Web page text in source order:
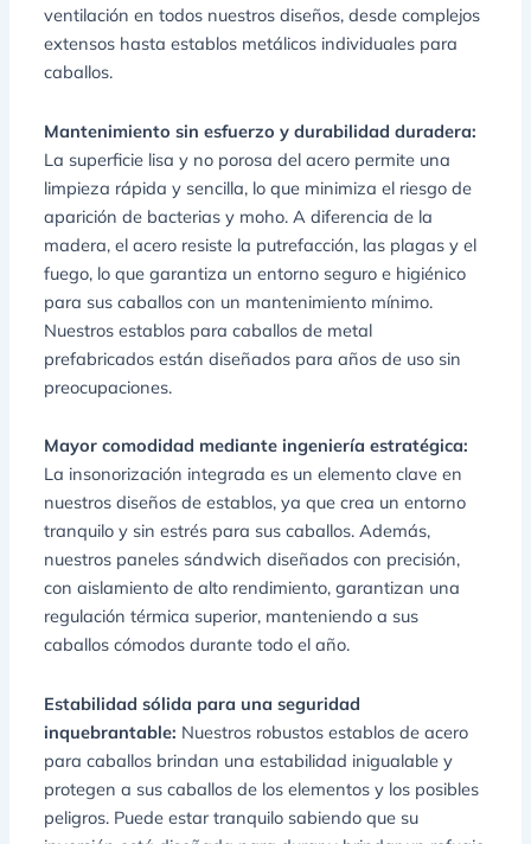
ventilación en todos nuestros diseños, desde complejos
extensos hasta establos metálicos individuales para
caballos.
Mantenimiento sin esfuerzo y durabilidad duradera:
La superficie lisa y no porosa del acero permite una
limpieza rápida y sencilla, lo que minimiza el riesgo de
aparición de bacterias y moho. A diferencia de la
madera, el acero resiste la putrefacción, las plagas y el
fuego, lo que garantiza un entorno seguro e higiénico
para sus caballos con un mantenimiento mínimo.
Nuestros establos para caballos de metal
prefabricados están diseñados para años de uso sin
preocupaciones.
Mayor comodidad mediante ingeniería estratégica:
La insonorización integrada es un elemento clave en
nuestros diseños de establos, ya que crea un entorno
tranquilo y sin estrés para sus caballos. Además,
nuestros paneles sándwich diseñados con precisión,
con aislamiento de alto rendimiento, garantizan una
regulación térmica superior, manteniendo a sus
caballos cómodos durante todo el año.
Estabilidad sólida para una seguridad
inquebrantable: Nuestros robustos establos de acero
para caballos brindan una estabilidad inigualable y
protegen a sus caballos de los elementos y los posibles
peligros. Puede estar tranquilo sabiendo que su